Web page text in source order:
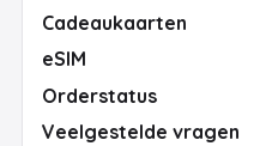
Cadeaukaarten
eSIM
Orderstatus
Veelgestelde vragen